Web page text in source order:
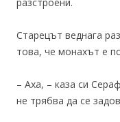
Старецът веднага
това, че монахът е
– Аха, – каза си
не трябва да се